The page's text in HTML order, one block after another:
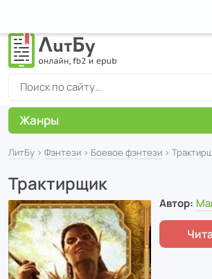
ЛитБу › Фэнтези › Боевое фэнтези ›
Трактирщик
Автор:
Жанры